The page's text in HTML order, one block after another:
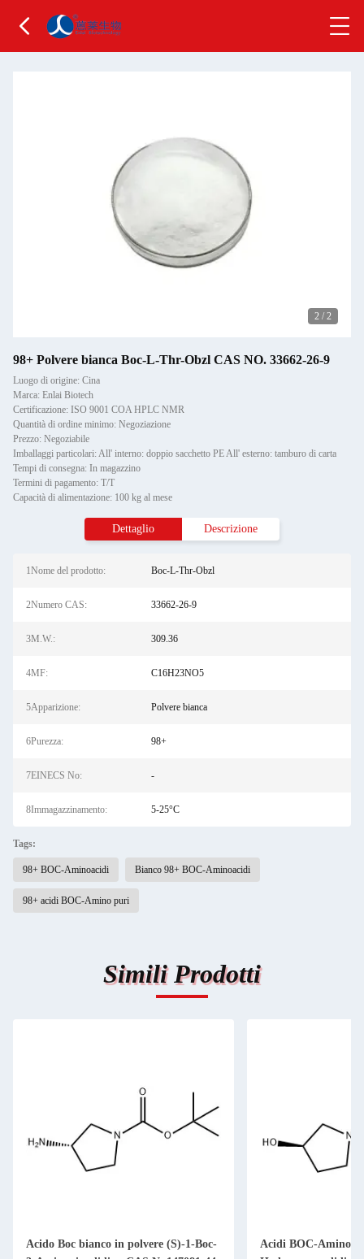
2 / 2
98+ Polvere bianca Boc-L-Thr-Obzl CAS NO. 33662-26-9
Luogo di origine: Cina
Marca: Enlai Biotech
Certificazione: ISO 9001 COA HPLC NMR
Quantità di ordine minimo: Negoziazione
Prezzo: Negoziabile
Imballaggi particolari: All' interno: doppio sacchetto PE All' esterno: tamburo di carta
Tempi di consegna: In magazzino
Termini di pagamento: T/T
Capacità di alimentazione: 100 kg al mese
Dettaglio Descrizione
1Nome del prodotto: Boc-L-Thr-Obzl
2Numero CAS: 33662-26-9
3M.W.: 309.36
4MF: C16H23NO5
5Apparizione: Polvere bianca
6Purezza: 98+
7EINECS No: -
8Immagazzinamento: 5-25°C
Tags:
98+ BOC-Aminoacidi Bianco 98+ BOC-Aminoacidi
98+ acidi BOC-Amino puri
Simili Prodotti
Acido Boc bianco in polvere (S)-1-Boc-
Acidi BOC-Amino